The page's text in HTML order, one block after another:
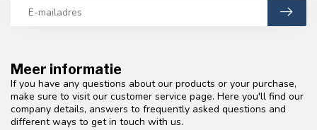
Meer informatie
If you have any questions about our products or your purchase,
make sure to visit our customer service page. Here you'll find our
company details, answers to frequently asked questions and
different ways to get in touch with us.